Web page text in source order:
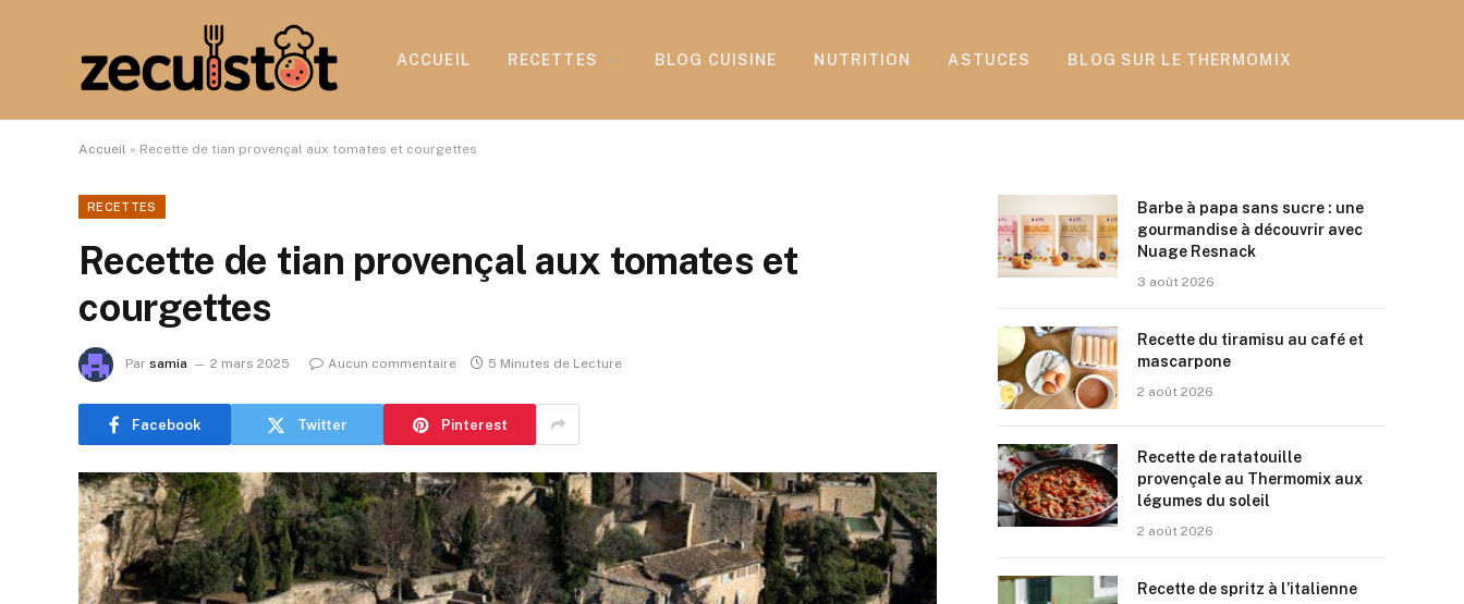
ACCUEIL RECETTES BLOG CUISINE NUTRITION ASTUCES BLOG SUR LE THERMOMIX
Accueil » Recette de tian provençal aux tomates et courgettes
RECETTES
Recette de tian provençal aux tomates et
courgettes
Par samia 2 mars 2025 Aucun commentaire 5 Minutes de Lecture
Facebook Twitter Pinterest
Barbe à papa sans sucre : une
gourmandise à découvrir avec
Nuage Resnack
3 août 2026
Recette du tiramisu au café et
mascarpone
2 août 2026
Recette de ratatouille
provençale au Thermomix aux
légumes du soleil
2 août 2026
Recette de spritz à l’italienne